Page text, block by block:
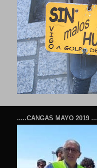
.....CANGAS MAYO 2019 ...